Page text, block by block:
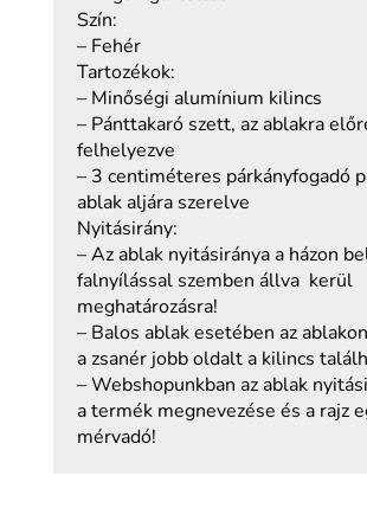
Szín:
– Fehér
Tartozékok:
– Minőségi alumínium kilincs
– Pánttakaró szett, az ablakra
felhelyezve
– 3 centiméteres párkányfogadó
ablak aljára szerelve
Nyitásirány:
– Az ablak nyitásiránya a házon
falnyílással szemben állva kerül
meghatározásra!
– Balos ablak esetében az
a zsanér jobb oldalt a kilincs
– Webshopunkban az ablak
a termék megnevezése és a rajz
mérvadó!